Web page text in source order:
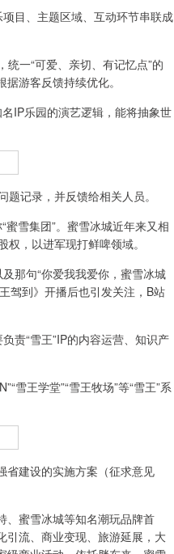
目、主题区域、互动环节串联成
一“可爱、亲切、有记忆点”的
游客反馈持续优化。
IP乐园的演艺逻辑，能将抽象世
记录，并反馈给相关人员。
雪集团”。蜜雪冰城近年来又相
，以进军现打鲜啤领域。
那句“你爱我我爱你，蜜雪冰城
驾到》开播后也引发关注，B站
责“雪王”IP的内容运营、知识产
王学堂”“雪王牧场”等“雪王”系
建设的实施方案（征求意见
蜜雪冰城等知名潮玩品牌首
引流、商业变现、旅游延展，大